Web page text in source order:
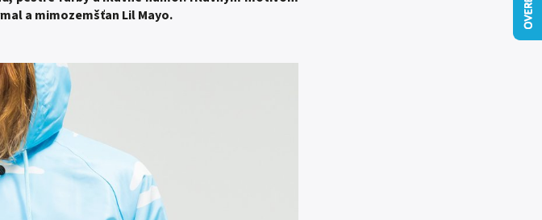
a mimozemšťan Lil Mayo.